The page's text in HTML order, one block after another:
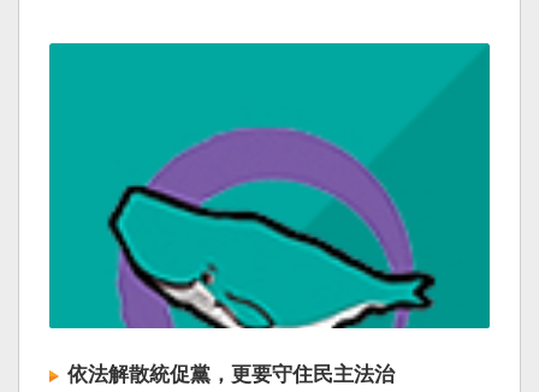
依法解散統促黨，更要守住民主法治